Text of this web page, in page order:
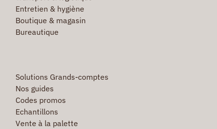
Entretien & hygiène
Boutique & magasin
Bureautique
Solutions Grands-comptes
Nos guides
Codes promos
Echantillons
Vente à la palette